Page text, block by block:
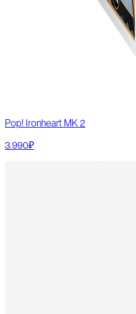
Pop! Ironheart MK 2
3.990₽